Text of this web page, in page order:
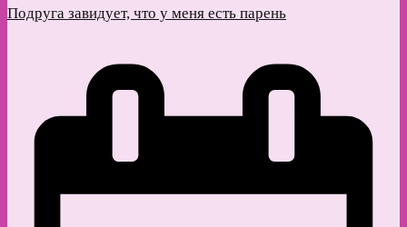
Подруга завидует, что у меня есть парень